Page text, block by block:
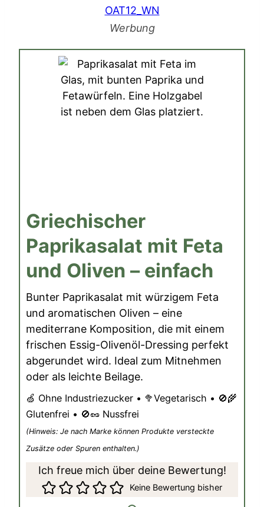
Werbung
Griechischer
Paprikasalat mit Feta
und Oliven – einfach
Bunter Paprikasalat mit würzigem Feta
und aromatischen Oliven – eine
mediterrane Komposition, die mit einem
frischen Essig-Olivenöl-Dressing perfekt
abgerundet wird. Ideal zum Mitnehmen
oder als leichte Beilage.
🍏 Ohne Industriezucker • 🥦Vegetarisch • 🚫🌾
Glutenfrei • 🚫🥜 Nussfrei
(Hinweis: Je nach Marke können Produkte versteckte
Zusätze oder Spuren enthalten.)
Ich freue mich über deine Bewertung!
Keine Bewertung bisher